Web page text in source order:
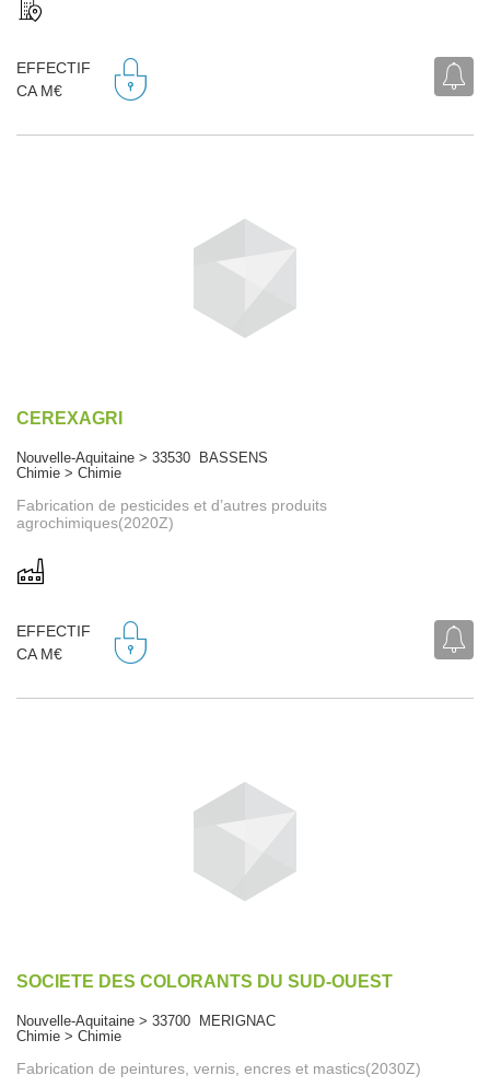
EFFECTIF
CA M€
CEREXAGRI
Nouvelle-Aquitaine > 33530 BASSENS
Chimie > Chimie
Fabrication de pesticides et d’autres produits
agrochimiques(2020Z)
EFFECTIF
CA M€
SOCIETE DES COLORANTS DU SUD-OUEST
Nouvelle-Aquitaine > 33700 MERIGNAC
Chimie > Chimie
Fabrication de peintures, vernis, encres et mastics(2030Z)